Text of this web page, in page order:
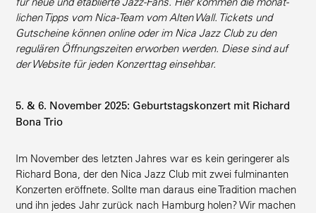
lichen Tipps vom Nica-Team vom Alten Wall. Tickets und
Gutscheine können online oder im Nica Jazz Club zu den
regulären Öffnungs­zeiten erworben werden. Diese sind auf
der Website für jeden Konzerttag einsehbar.
5. & 6. November 2025: Geburts­tags­konzert mit Richard
Bona Trio
Im November des letzten Jahres war es kein gerin­gerer als
Richard Bona, der den Nica Jazz Club mit zwei fulmi­nanten
Konzerten eröffnete. Sollte man daraus eine Tradition machen
und ihn jedes Jahr zurück nach Hamburg holen? Wir machen